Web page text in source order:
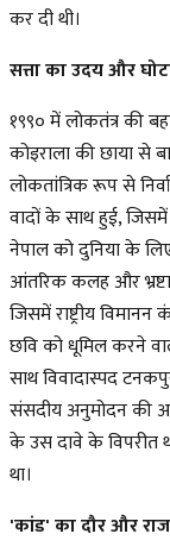
कर दी थी।
सत्ता का उदय और
१९९० में लोकतंत्र की
कोइराला की छाया से
लोकतांत्रिक रूप से
वादों के साथ हुई,
नेपाल को दुनिया के
आंतरिक कलह और
जिसमें राष्ट्रीय
छवि को धूमिल करने
साथ विवादास्पद
संसदीय अनुमोदन की
के उस दावे के
था।
'कांड' का दौर और